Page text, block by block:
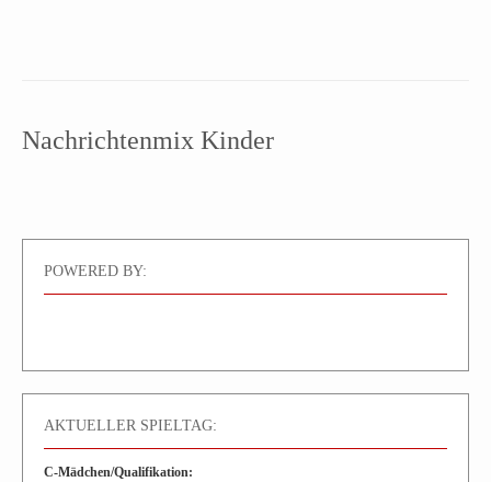
Nachrichtenmix Kinder
POWERED BY:
AKTUELLER SPIELTAG:
C-Mädchen/Qualifikation: